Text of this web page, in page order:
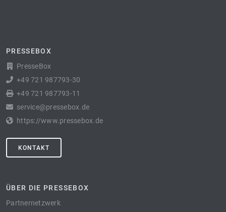
PRESSEBOX
PresseBox
+49 721 987793-30
+49 721 987793-11
service@pressebox.de
https://www.pressebox.de
KONTAKT
ÜBER DIE PRESSEBOX
Partnernetzwerk